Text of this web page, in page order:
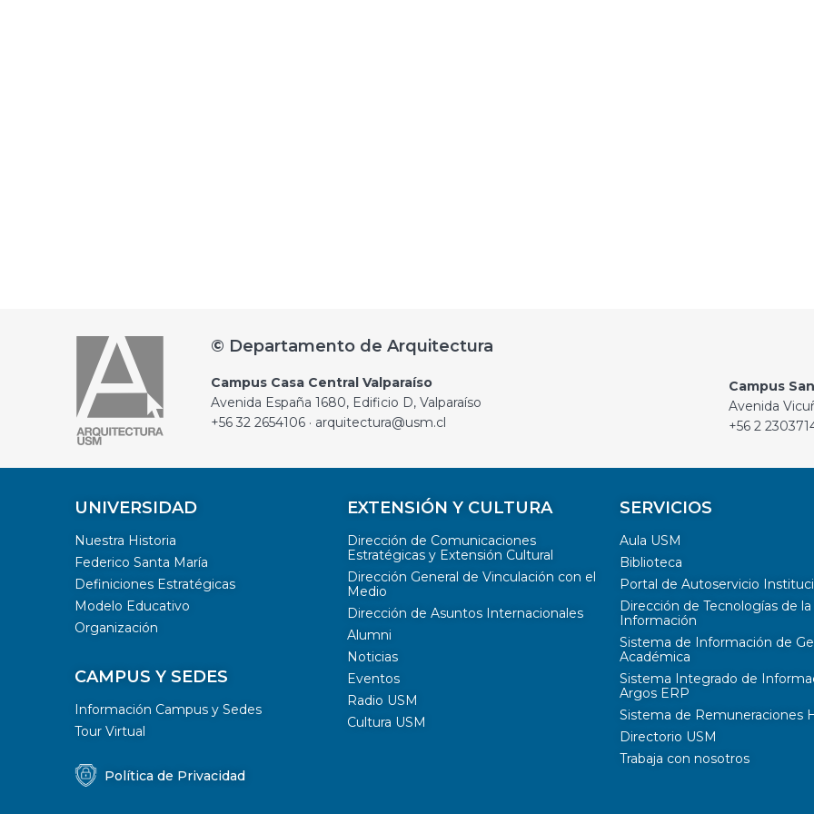
© Departamento de Arquitectura
Campus Casa Central Valparaíso
Avenida España 1680, Edificio D, Valparaíso
+56 32 2654106 · arquitectura@usm.cl
Campus
Avenida
+56 2
UNIVERSIDAD
Nuestra Historia
Federico Santa María
Definiciones Estratégicas
Modelo Educativo
Organización
CAMPUS Y SEDES
Información Campus y Sedes
Tour Virtual
Política de Privacidad
EXTENSIÓN Y CULTURA
Dirección de Comunicaciones
Estratégicas y Extensión Cultural
Dirección General de Vinculación con el
Medio
Dirección de Asuntos Internacionales
Alumni
Noticias
Eventos
Radio USM
Cultura USM
SERVICIOS
Aula USM
Biblioteca
Portal de Autoservicio
Dirección de Tecnologías de la
Información
Sistema de Información de
Académica
Sistema Integrado de
Argos ERP
Sistema de Remuneraciones
Directorio USM
Trabaja con nosotros